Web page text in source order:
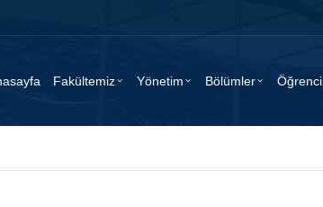
Fakültemiz Yönetim Bölümler Öğrenci